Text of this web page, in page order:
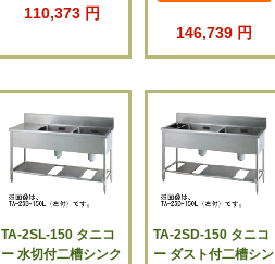
110,373 円
146,739 円
TA-2SL-150 タニコ
ー 水切付二槽シンク
TA-2SD-150 タニコ
ー ダスト付二槽シン